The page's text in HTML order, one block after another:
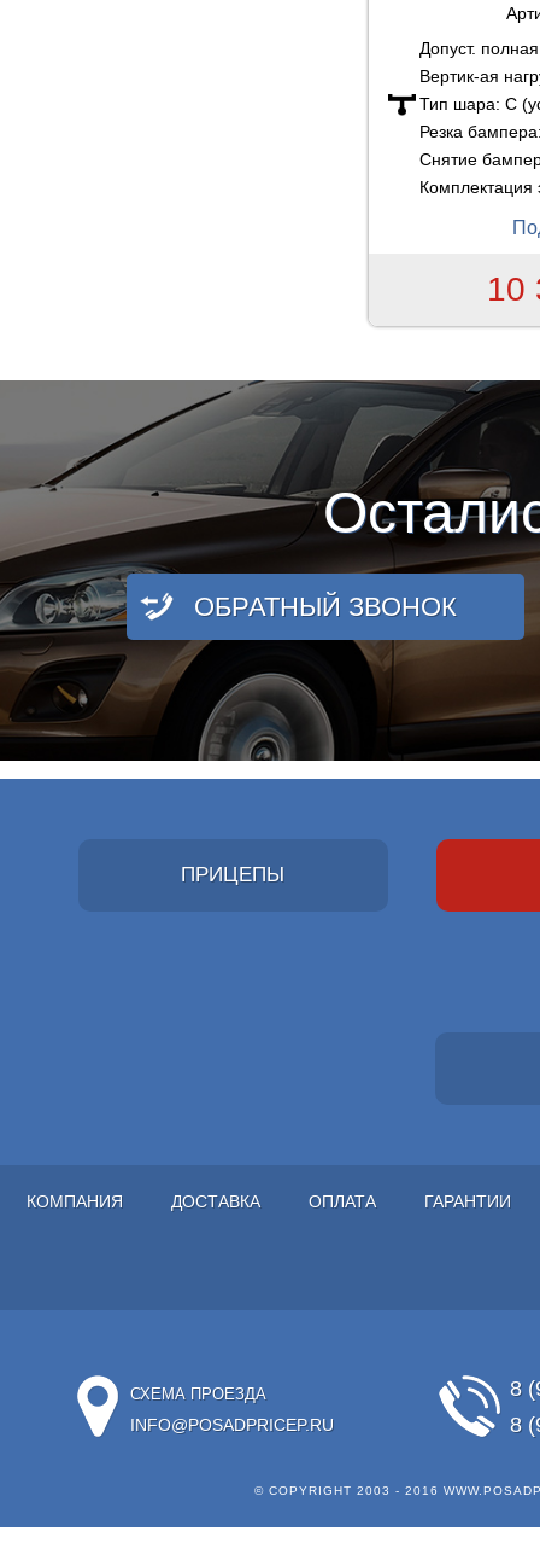
Допуст.
Вертик-ая
Тип шара: C
Резка
Снятие
Комплектация
10
ОБРАТНЫЙ ЗВОНОК
ПРИЦЕПЫ
КОМПАНИЯ ДОСТАВКА ОПЛАТА ГАРАНТИИ
СХЕМА ПРОЕЗДА
INFO@POSADPRICEP.RU
8
8
© COPYRIGHT 2003 - 2016